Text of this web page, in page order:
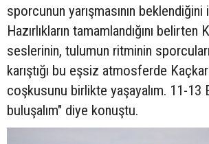
sporcunun yarışmasının
Hazırlıkların tamamlandığını
seslerinin, tulumun ritminin
karıştığı bu eşsiz atmosferde
coşkusunu birlikte yaşayalım. 11-13
buluşalım" diye konuştu.